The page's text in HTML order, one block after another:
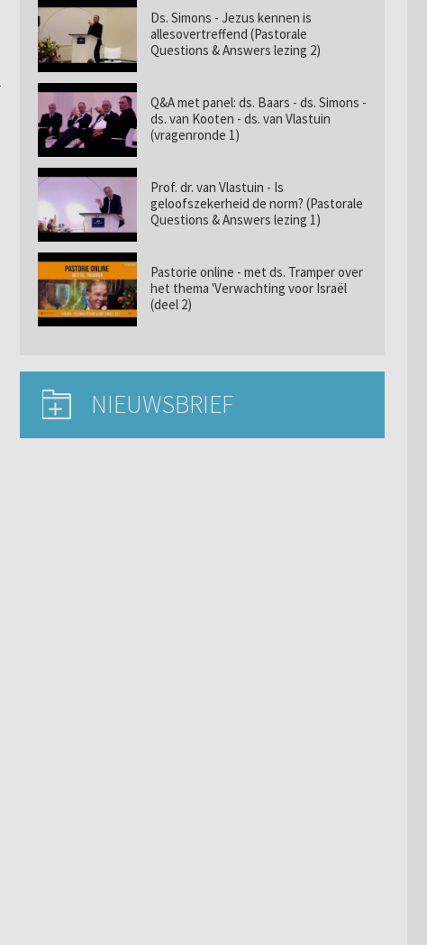
Ds. Simons - Jezus kennen is
allesovertreffend (Pastorale
Questions & Answers lezing 2)
Q&A met panel: ds. Baars - ds. Simons -
ds. van Kooten - ds. van Vlastuin
(vragenronde 1)
Prof. dr. van Vlastuin - Is
geloofszekerheid de norm? (Pastorale
Questions & Answers lezing 1)
Pastorie online - met ds. Tramper over
het thema 'Verwachting voor Israël
(deel 2)
NIEUWSBRIEF